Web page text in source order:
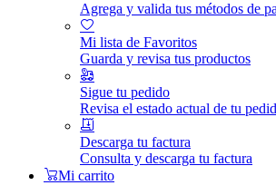
Agrega y valida tus métodos de
Mi lista de Favoritos
Guarda y revisa tus productos
Sigue tu pedido
Revisa el estado actual de tu
Descarga tu factura
Consulta y descarga tu factura
Mi carrito